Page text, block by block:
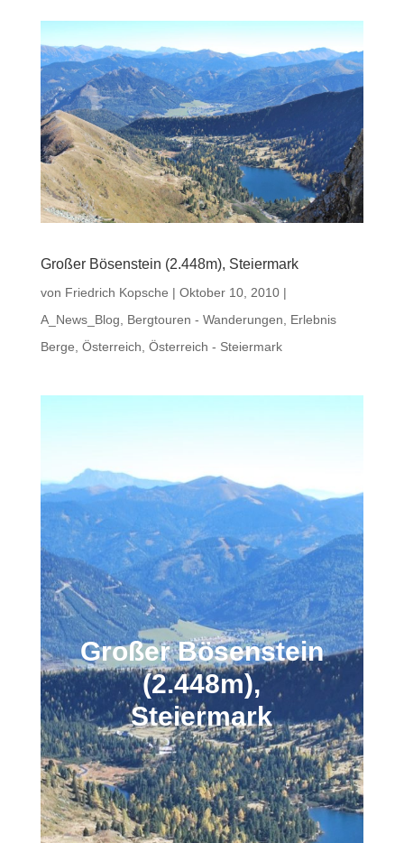
Großer Bösenstein (2.448m), Steiermark
von Friedrich Kopsche | Oktober 10, 2010|
A_News_Blog
Bergtouren - Wanderungen
Erlebnis
Berge Österreich Österreich - Steiermark
Großer Bösenstein
(2.448m),
Steiermark